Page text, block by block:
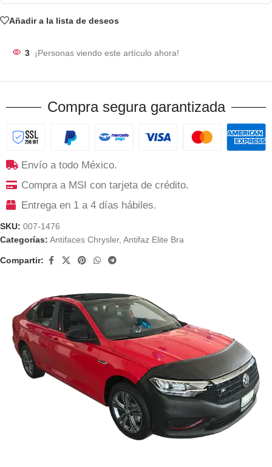
Añadir a la lista de deseos
3 ¡Personas viendo este artículo ahora!
Compra segura garantizada
Envío a todo México.
Compra a MSI con tarjeta de crédito.
Entrega en 1 a 4 días hábiles.
SKU: 007-1476
Categorías: Antifaces Chrysler, Antifaz Elite Bra
Compartir: